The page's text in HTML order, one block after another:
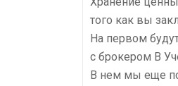
того как вы
На первом
с брокером В
В нем мы еще